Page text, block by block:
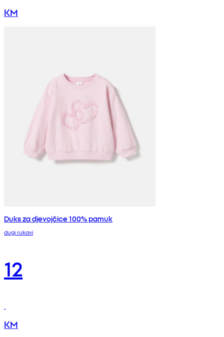
KM
Duks za djevojčice 100% pamuk
dugi rukavi
12
KM